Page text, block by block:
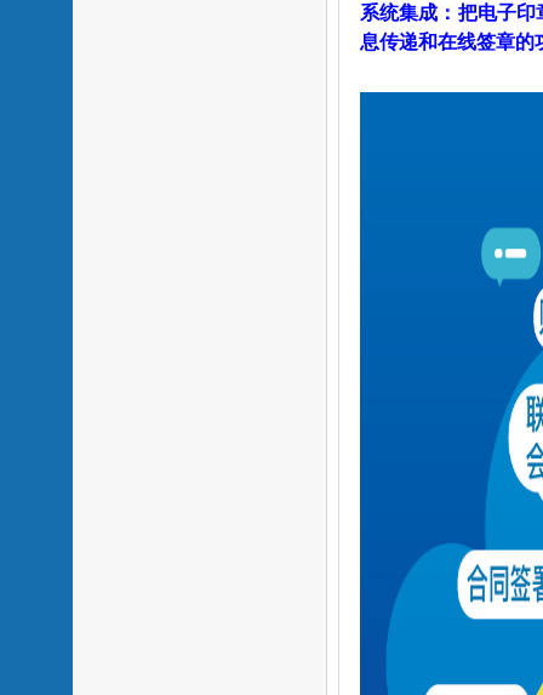
系统集成：把电子
息传递和在线签章的